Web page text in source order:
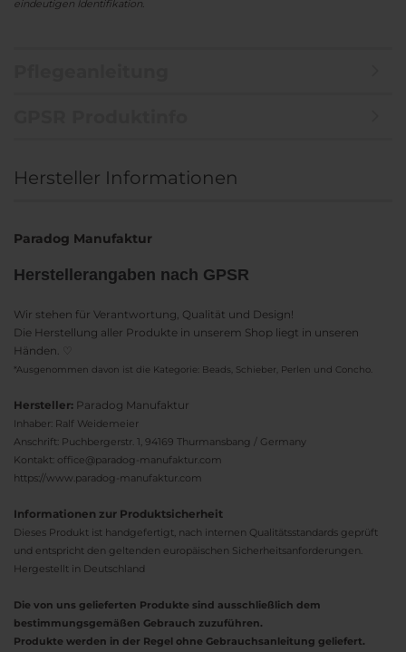
eindeutigen Identifikation.
Hersteller Informationen
Paradog Manufaktur
Herstellerangaben nach GPSR
Wir stehen für Verantwortung, Qualität und Design!
Die Herstellung aller Produkte in unserem Shop liegt in unseren
Händen. ♡
*Ausgenommen davon ist die Kategorie: Beads, Schieber, Perlen und Concho.
Hersteller: Paradog Manufaktur
Inhaber: Ralf Weidemeier
Anschrift: Puchbergerstr. 1, 94169 Thurmansbang / Germany
Kontakt: office@paradog-manufaktur.com
https://www.paradog-manufaktur.com
Informationen zur Produktsicherheit
Dieses Produkt ist handgefertigt, nach internen Qualitätsstandards geprüft
und entspricht den geltenden europäischen Sicherheitsanforderungen.
Hergestellt in Deutschland
Die von uns gelieferten Produkte sind ausschließlich dem
bestimmungsgemäßen Gebrauch zuzuführen.
Produkte werden in der Regel ohne Gebrauchsanleitung geliefert.